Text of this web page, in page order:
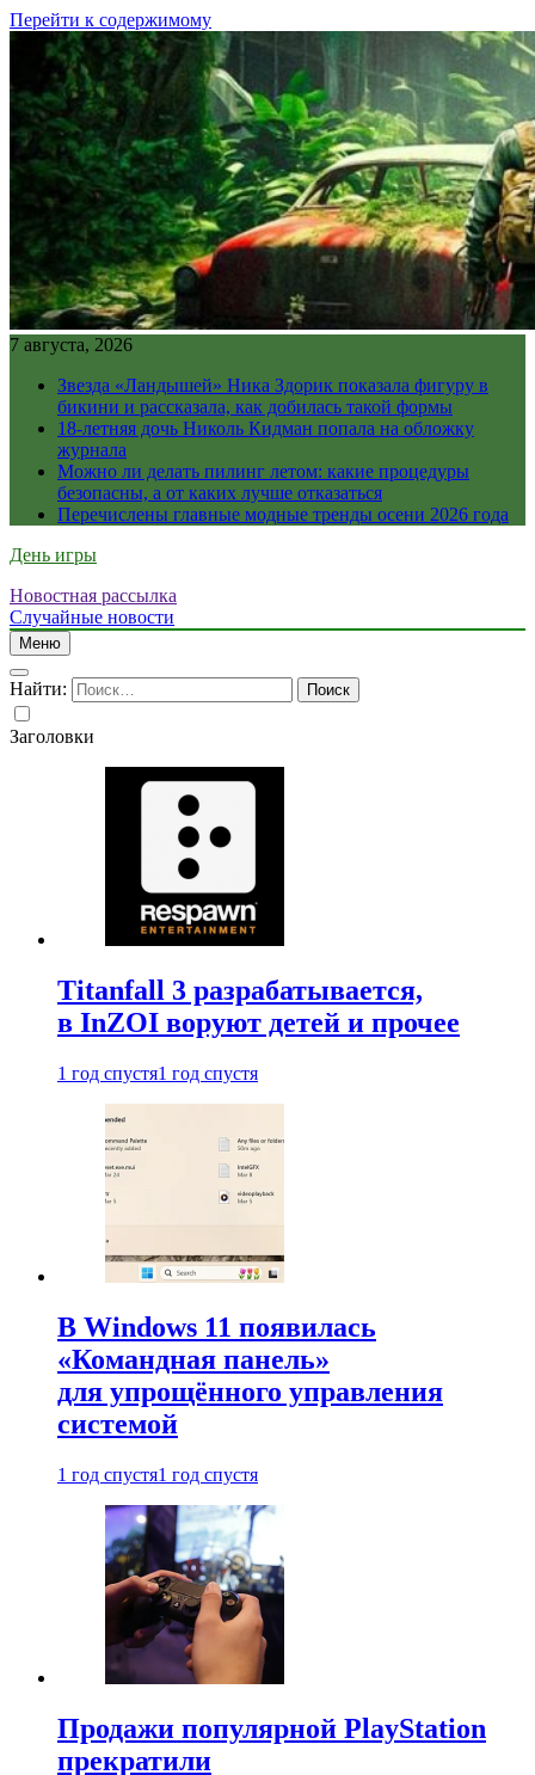
Перейти к содержимому
7 августа, 2026
Звезда «Ландышей» Ника Здорик показала фигуру в
бикини и рассказала, как добилась такой формы
18-летняя дочь Николь Кидман попала на обложку
журнала
Можно ли делать пилинг летом: какие процедуры
безопасны, а от каких лучше отказаться
Перечислены главные модные тренды осени 2026 года
День игры
Новостная рассылка
Случайные новости
Меню
Найти:
Заголовки
Titanfall 3 разрабатывается,
в InZOI воруют детей и прочее
1 год спустя1 год спустя
В Windows 11 появилась
«Командная панель»
для упрощённого управления
системой
1 год спустя1 год спустя
Продажи популярной PlayStation
прекратили